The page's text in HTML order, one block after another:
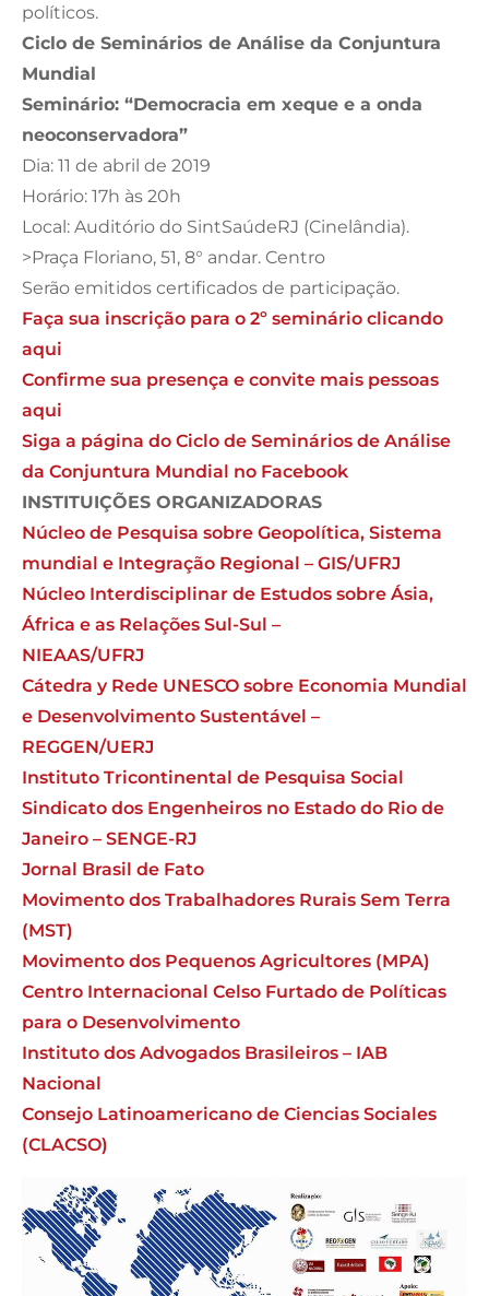
políticos.
Ciclo de Seminários de Análise da Conjuntura
Mundial
Seminário: “Democracia em xeque e a onda
neoconservadora”
Dia: 11 de abril de 2019
Horário: 17h às 20h
Local: Auditório do SintSaúdeRJ (Cinelândia).
>Praça Floriano, 51, 8° andar. Centro
Serão emitidos certificados de participação.
Faça sua inscrição para o 2º seminário clicando
aqui
Confirme sua presença e convite mais pessoas
aqui
Siga a página do Ciclo de Seminários de Análise
da Conjuntura Mundial no Facebook
INSTITUIÇÕES ORGANIZADORAS
Núcleo de Pesquisa sobre Geopolítica, Sistema
mundial e Integração Regional – GIS/UFRJ
Núcleo Interdisciplinar de Estudos sobre Ásia,
África e as Relações Sul-Sul –
NIEAAS/UFRJ
Cátedra y Rede UNESCO sobre Economia Mundial
e Desenvolvimento Sustentável –
REGGEN/UERJ
Instituto Tricontinental de Pesquisa Social
Sindicato dos Engenheiros no Estado do Rio de
Janeiro – SENGE-RJ
Jornal Brasil de Fato
Movimento dos Trabalhadores Rurais Sem Terra
(MST)
Movimento dos Pequenos Agricultores (MPA)
Centro Internacional Celso Furtado de Políticas
para o Desenvolvimento
Instituto dos Advogados Brasileiros – IAB
Nacional
Consejo Latinoamericano de Ciencias Sociales
(CLACSO)